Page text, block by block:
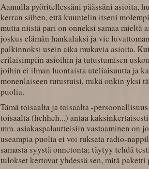
Aamulla pyöritellessäni päässäni asioita,
kerran siihen, että kuuntelin itseni
mutta niistä pari on onneksi samaa mieltä
joskus elämän hankalaksi ja vie
palkinnoksi usein aika mukavia asioita.
erilaisimpiin asioihin ja tutustumisen
joihin ei ilman luontaista uteliaisuutta ja
monenlaiseen tutustuisi, mikä onkin yksi
puolia.
Tämä toisaalta ja toisaalta -
toisaalta (hehheh...) antaa
mm. asiakaspalautteisiin vastaaminen on
useampia puolia ei voi ruksata radio-
samasta syystä onnetonta; täytyy tehdä
tulokset kertovat yhdessä sen, mitä paketti